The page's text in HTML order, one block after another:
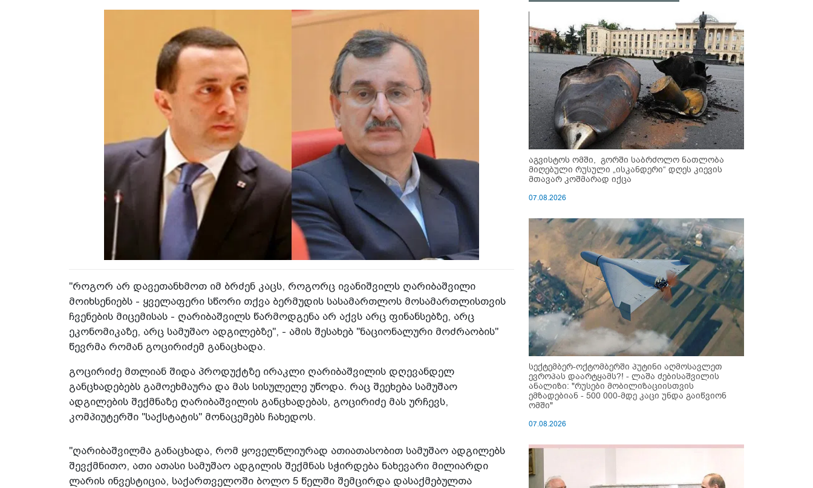
"როგორ არ დავეთანხმოთ იმ ბრძენ კაცს, როგორც ივანიშვილს ღარიბაშვილი
მოიხსენიებს - ყველაფერი სწორი თქვა ბერმუდის სასამართლოს მოსამართლისთვის
ჩვენების მიცემისას - ღარიბაშვილს წარმოდგენა არ აქვს არც ფინანსებზე, არც
ეკონომიკაზე, არც სამუშაო ადგილებზე", - ამის შესახებ "ნაციონალური მოძრაობის"
წევრმა რომან გოცირიძემ განაცხადა.
გოცირიძე მთლიან შიდა პროდუქტზე ირაკლი ღარიბაშვილის დღევანდელ
განცხადებებს გამოეხმაურა და მას სისულელე უწოდა. რაც შეეხება სამუშაო
ადგილების შექმნაზე ღარიბაშვილის განცხადებას, გოცირიძე მას ურჩევს,
კომპიუტერში "საქსტატის" მონაცემებს ჩახედოს.
"ღარიბაშვილმა განაცხადა, რომ ყოველწლიურად ათიათასობით სამუშაო ადგილებს
შევქმნითო, ათი ათასი სამუშაო ადგილის შექმნას სჭირდება ნახევარი მილიარდი
ლარის ინვესტიცია, საქართველოში ბოლო 5 წელში შემცირდა დასაქმებულთა
აგვისტოს ომში, გორში საბრძოლო ნათლობა
მიღებული რუსული „ისკანდერი“ დღეს კიევის
მთავარ კოშმარად იქცა
07.08.2026
სექტემბერ-ოქტომბერში პუტინი აღმოსავლეთ
ევროპას დაარტყამს?! - ლაშა ძებისაშვილის
ანალიზი: "რუსები მობი­ლიზაციისთვის
ემზადებიან - 500 000-მდე კაცი უნდა გაიწვიონ
ომში"
07.08.2026